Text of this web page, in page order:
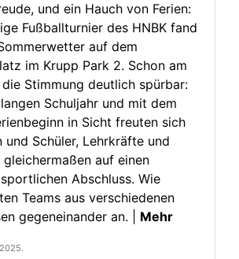
und ein Hauch von Ferien:
Fußballturnier des HNBK fand
auf dem
im Krupp Park 2. Schon am
Stimmung deutlich spürbar:
Schuljahr und mit dem
in Sicht freuten sich
und Schüler, Lehrkräfte und
auf einen
Abschluss. Wie
Teams aus verschiedenen
gegeneinander an. | Mehr